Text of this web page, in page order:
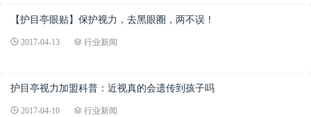
【护目亭眼贴】保护视力，去黑眼圈，两不误！
2017-04-13 行业新闻
护目亭视力加盟科普：近视真的会遗传到孩子吗
2017-04-10 行业新闻